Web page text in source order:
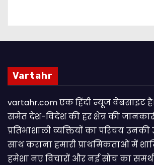
Vartahr
vartahr.com एक हिंदी न्यूज वेबसाइट
समेत देश-विदेश की हर क्षेत्र की
प्रतिभाशाली व्यक्तियों का परिचय
साथ कराना हमारी प्राथमिकताओं में
हमेशा नए विचारों और नई सोच का